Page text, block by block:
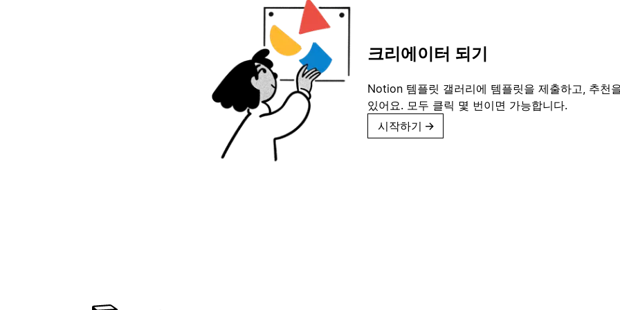
크리에이터 되기
Notion 템플릿 갤러리에 템플릿을 제출하고, 추천
있어요. 모두 클릭 몇 번이면 가능합니다.
시작하기 →